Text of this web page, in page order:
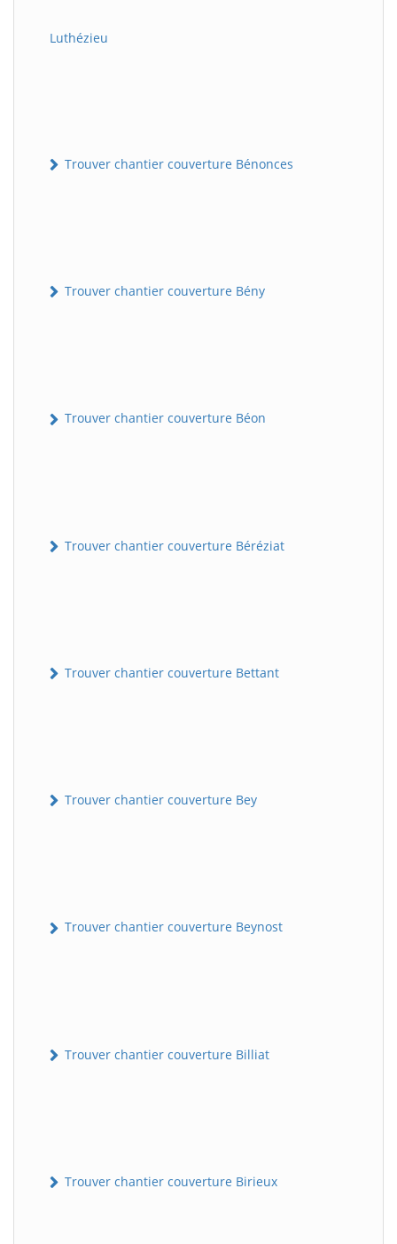
Luthézieu
Trouver chantier couverture Bénonces
Trouver chantier couverture Bény
Trouver chantier couverture Béon
Trouver chantier couverture Béréziat
Trouver chantier couverture Bettant
Trouver chantier couverture Bey
Trouver chantier couverture Beynost
Trouver chantier couverture Billiat
Trouver chantier couverture Birieux